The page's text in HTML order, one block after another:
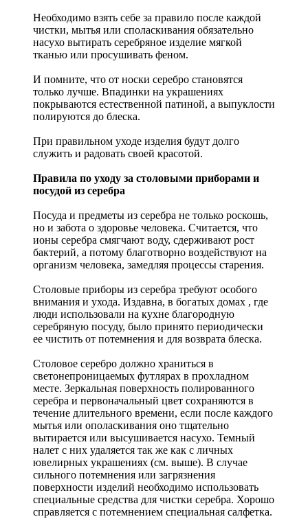
Необходимо взять себе за правило после каждой
чистки, мытья или споласкивания обязательно
насухо вытирать серебряное изделие мягкой
тканью или просушивать феном.
И помните, что от носки серебро становятся
только лучше. Впадинки на украшениях
покрываются естественной патиной, а выпуклости
полируются до блеска.
При правильном уходе изделия будут долго
служить и радовать своей красотой.
Правила по уходу за столовыми приборами и
посудой из серебра
Посуда и предметы из серебра не только роскошь,
но и забота о здоровье человека. Считается, что
ионы серебра смягчают воду, сдерживают рост
бактерий, а потому благотворно воздействуют на
организм человека, замедляя процессы старения.
Столовые приборы из серебра требуют особого
внимания и ухода. Издавна, в богатых домах , где
люди использовали на кухне благородную
серебряную посуду, было принято периодически
ее чистить от потемнения и для возврата блеска.
Столовое серебро должно храниться в
светонепроницаемых футлярах в прохладном
месте. Зеркальная поверхность полированного
серебра и первоначальный цвет сохраняются в
течение длительного времени, если после каждого
мытья или ополаскивания оно тщательно
вытирается или высушивается насухо. Темный
налет с них удаляется так же как с личных
ювелирных украшениях (см. выше). В случае
сильного потемнения или загрязнения
поверхности изделий необходимо использовать
специальные средства для чистки серебра. Хорошо
справляется с потемнением специальная салфетка.